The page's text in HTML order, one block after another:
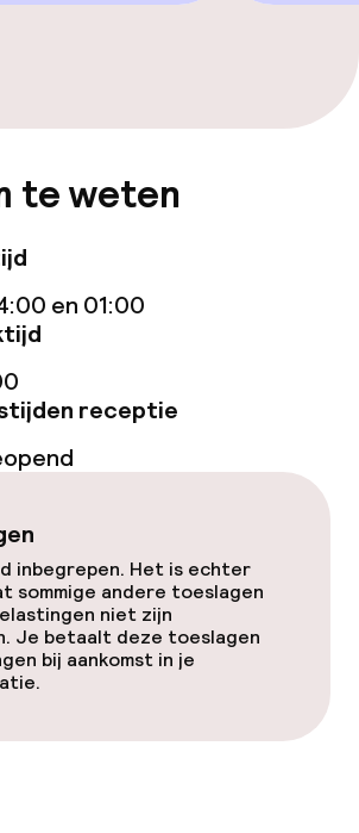
diensten voor kinderen
te weten
en 01:00
receptie
inbegrepen. Het is echter
sommige andere toeslagen
niet zijn
Je betaalt deze toeslagen
bij aankomst in je